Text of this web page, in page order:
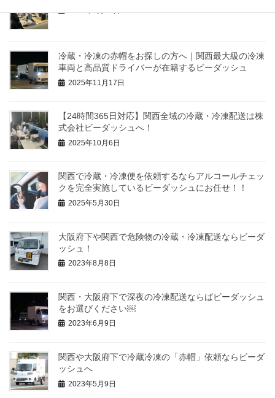
2026年3月24日
冷蔵・冷凍の赤帽をお探しの方へ｜関西最大級の冷凍
車両と高品質ドライバーが在籍するビーダッシュ
2025年11月17日
【24時間365日対応】関西全域の冷蔵・冷凍配送は株
式会社ビーダッシュへ！
2025年10月6日
関西で冷蔵・冷凍便を依頼するならアルコールチェッ
クを完全実施しているビーダッシュにお任せ！！
2025年5月30日
大阪府下や関西で危険物の冷蔵・冷凍配送ならビーダ
ッシュ！
2023年8月8日
関西・大阪府下で深夜の冷凍配送ならばビーダッシュ
をお選びください￼
2023年6月9日
関西や大阪府下で冷蔵冷凍の「赤帽」依頼ならビーダ
ッシュへ
2023年5月9日